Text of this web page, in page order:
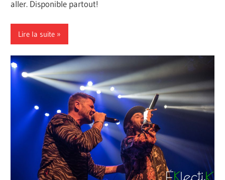
aller. Disponible partout!
Lire la suite